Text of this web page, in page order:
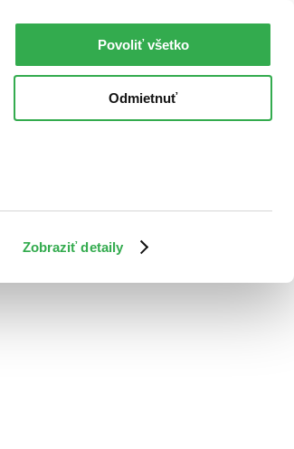
Zobraziť detaily
Povoliť všetko
Odmietnuť